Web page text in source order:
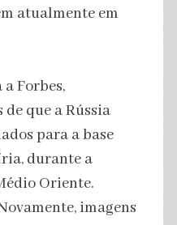
atualmente em
Forbes,
que a Rússia
para a base
durante a
Oriente.
imagens